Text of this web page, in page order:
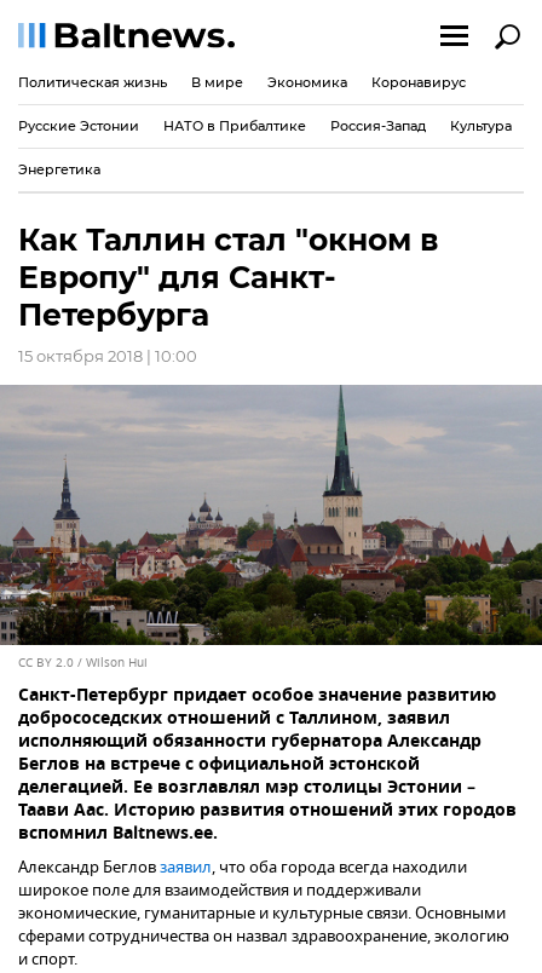
Политическая жизнь В мире Экономика Коронавирус
Русские Эстонии НАТО в Прибалтике Россия-Запад Культура
Энергетика
Как Таллин стал "окном в
Европу" для Санкт-
Петербурга
15 октября 2018 | 10:00
CC BY 2.0 / Wilson Hui
Санкт-Петербург придает особое значение развитию
добрососедских отношений с Таллином, заявил
исполняющий обязанности губернатора Александр
Беглов на встрече с официальной эстонской
делегацией. Ее возглавлял мэр столицы Эстонии –
Таави Аас. Историю развития отношений этих городов
вспомнил Baltnews.ee.
Александр Бегловзаявил, что оба города всегда находили
широкое поле для взаимодействия и поддерживали
экономические, гуманитарные и культурные связи. Основными
сферами сотрудничества он назвал здравоохранение, экологию
и спорт.